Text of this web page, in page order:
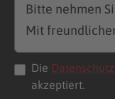
Die
akzeptiert.